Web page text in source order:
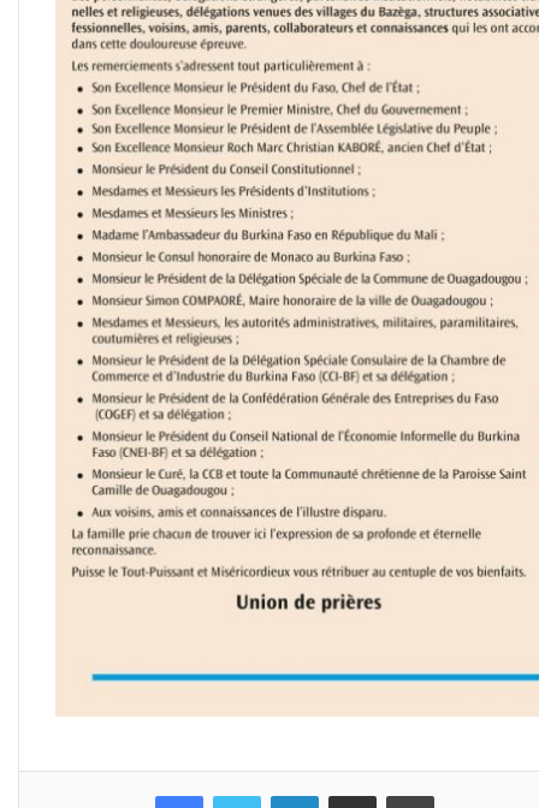
FacebookTwitter LinkedinPartager par email Imprimer